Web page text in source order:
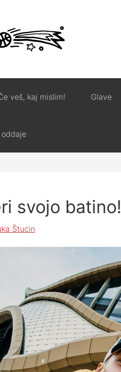
veš, kaj mislim! Glave
svojo batino!
Štucin